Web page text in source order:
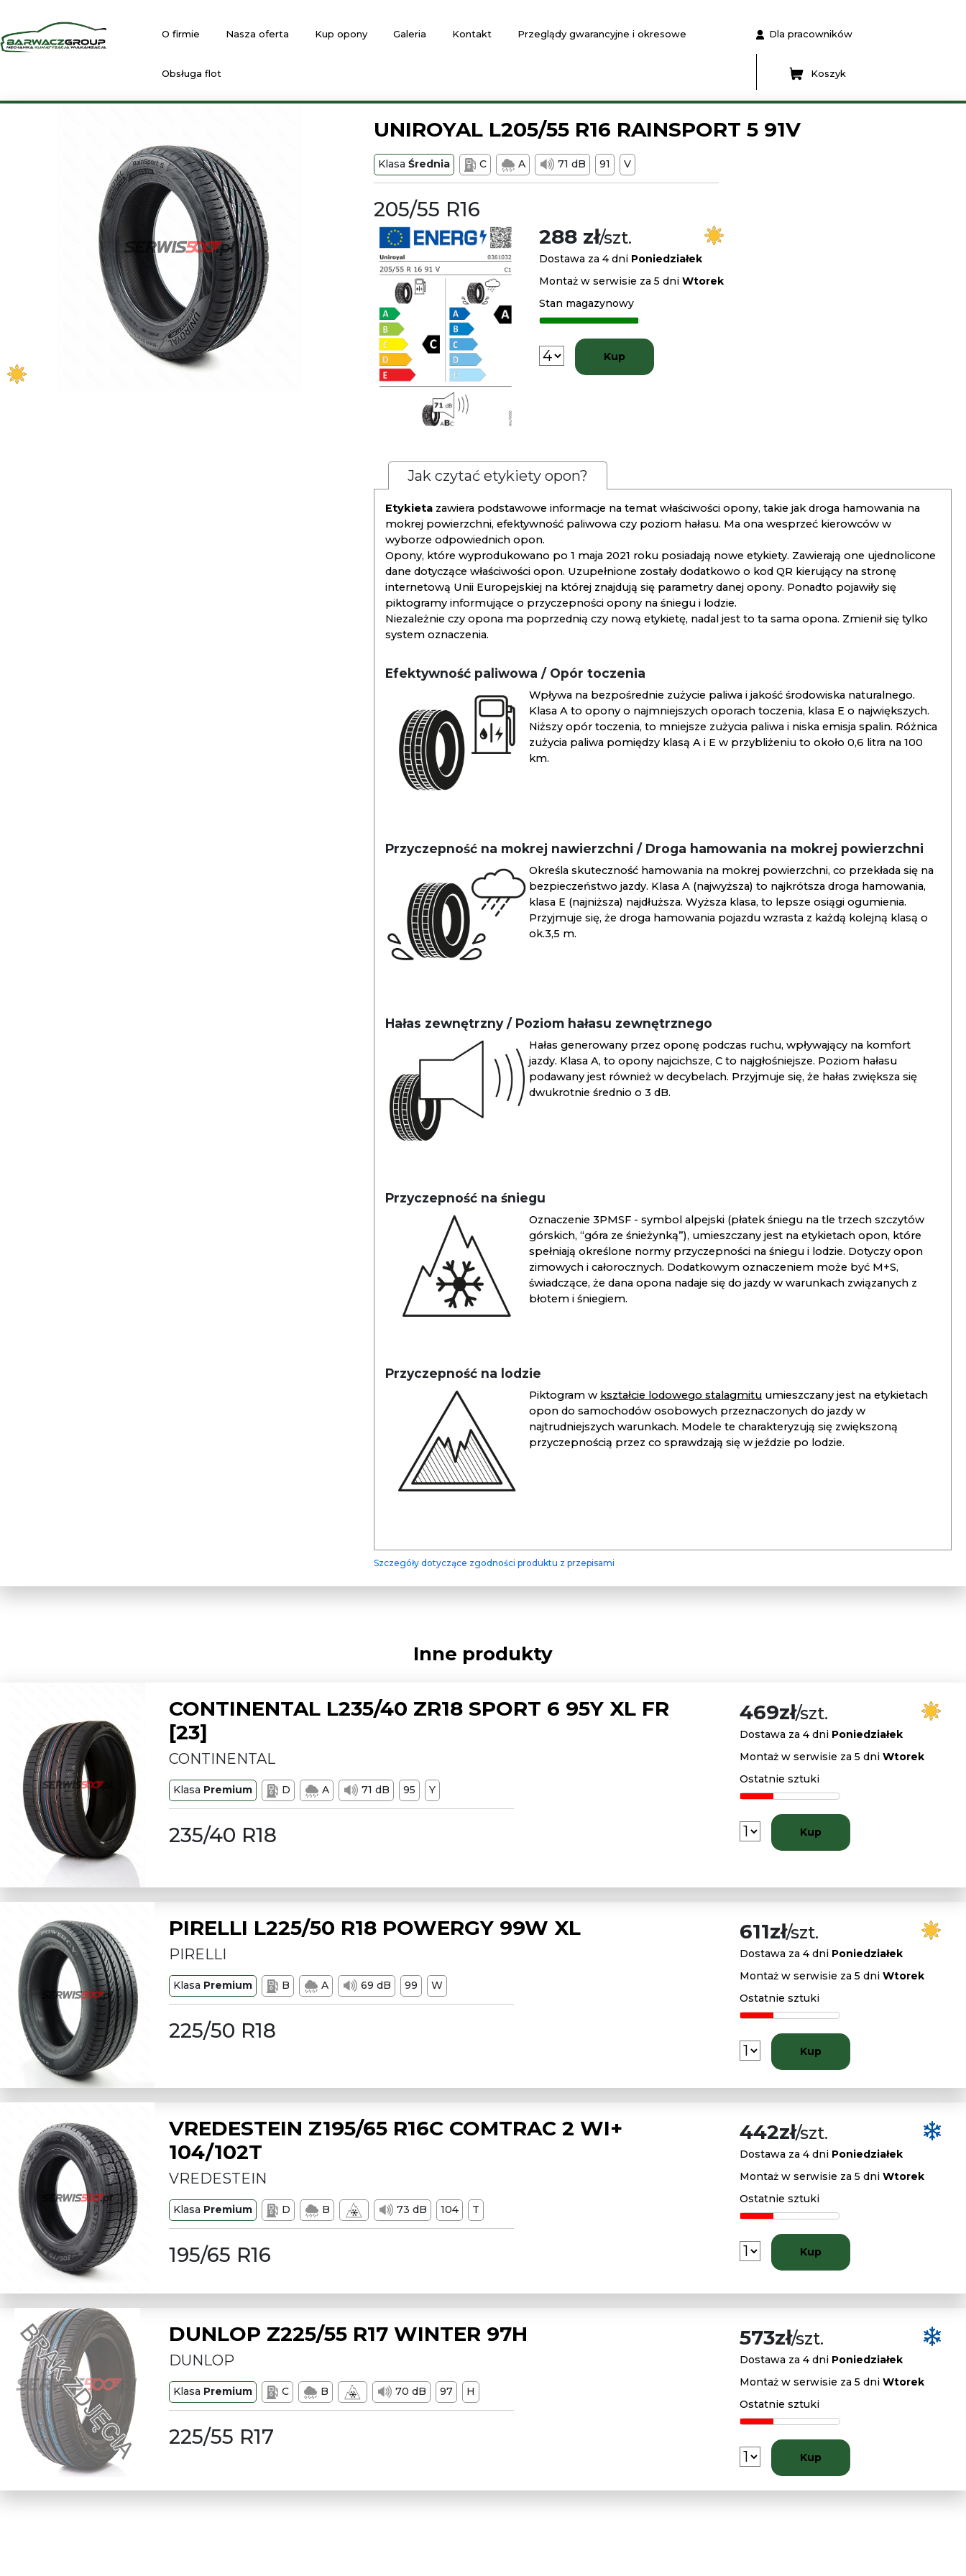
O firmie Nasza oferta Kup opony Galeria Kontakt Przeglądy gwarancyjne i okresowe
Obsługa flot
Dla pracowników
Koszyk
UNIROYAL L205/55 R16 RAINSPORT 5 91V
Klasa Średnia C A 71 dB 91 V
205/55 R16
288 zł/szt.
Dostawa za 4 dni Poniedziałek
Montaż w serwisie za 5 dni Wtorek
Stan magazynowy
Kup
Jak czytać etykiety opon?
Etykieta zawiera podstawowe informacje na temat właściwości opony, takie jak droga hamowania na
mokrej powierzchni, efektywność paliwowa czy poziom hałasu. Ma ona wesprzeć kierowców w
wyborze odpowiednich opon.
Opony, które wyprodukowano po 1 maja 2021 roku posiadają nowe etykiety. Zawierają one ujednolicone
dane dotyczące właściwości opon. Uzupełnione zostały dodatkowo o kod QR kierujący na stronę
internetową Unii Europejskiej na której znajdują się parametry danej opony. Ponadto pojawiły się
piktogramy informujące o przyczepności opony na śniegu i lodzie.
Niezależnie czy opona ma poprzednią czy nową etykietę, nadal jest to ta sama opona. Zmienił się tylko
system oznaczenia.
Efektywność paliwowa / Opór toczenia
Wpływa na bezpośrednie zużycie paliwa i jakość środowiska naturalnego.
Klasa A to opony o najmniejszych oporach toczenia, klasa E o największych.
Niższy opór toczenia, to mniejsze zużycia paliwa i niska emisja spalin. Różnica
zużycia paliwa pomiędzy klasą A i E w przybliżeniu to około 0,6 litra na 100
km.
Przyczepność na mokrej nawierzchni / Droga hamowania na mokrej powierzchni
Określa skuteczność hamowania na mokrej powierzchni, co przekłada się na
bezpieczeństwo jazdy. Klasa A (najwyższa) to najkrótsza droga hamowania,
klasa E (najniższa) najdłuższa. Wyższa klasa, to lepsze osiągi ogumienia.
Przyjmuje się, że droga hamowania pojazdu wzrasta z każdą kolejną klasą o
ok.3,5 m.
Hałas zewnętrzny / Poziom hałasu zewnętrznego
Hałas generowany przez oponę podczas ruchu, wpływający na komfort
jazdy. Klasa A, to opony najcichsze, C to najgłośniejsze. Poziom hałasu
podawany jest również w decybelach. Przyjmuje się, że hałas zwiększa się
dwukrotnie średnio o 3 dB.
Przyczepność na śniegu
Oznaczenie 3PMSF - symbol alpejski (płatek śniegu na tle trzech szczytów
górskich, “góra ze śnieżynką”), umieszczany jest na etykietach opon, które
spełniają określone normy przyczepności na śniegu i lodzie. Dotyczy opon
zimowych i całorocznych. Dodatkowym oznaczeniem może być M+S,
świadczące, że dana opona nadaje się do jazdy w warunkach związanych z
błotem i śniegiem.
Przyczepność na lodzie
Piktogram w kształcie lodowego stalagmitu umieszczany jest na etykietach
opon do samochodów osobowych przeznaczonych do jazdy w
najtrudniejszych warunkach. Modele te charakteryzują się zwiększoną
przyczepnością przez co sprawdzają się w jeździe po lodzie.
Szczegóły dotyczące zgodności produktu z przepisami
Inne produkty
CONTINENTAL L235/40 ZR18 SPORT 6 95Y XL FR
[23]
CONTINENTAL
Klasa Premium D A 71 dB 95 Y
235/40 R18
469zł/szt.
Dostawa za 4 dni Poniedziałek
Montaż w serwisie za 5 dni Wtorek
Ostatnie sztuki
Kup
PIRELLI L225/50 R18 POWERGY 99W XL
PIRELLI
Klasa Premium B A 69 dB 99 W
225/50 R18
611zł/szt.
Dostawa za 4 dni Poniedziałek
Montaż w serwisie za 5 dni Wtorek
Ostatnie sztuki
Kup
VREDESTEIN Z195/65 R16C COMTRAC 2 WI+
104/102T
VREDESTEIN
Klasa Premium D B 73 dB 104 T
195/65 R16
442zł/szt.
Dostawa za 4 dni Poniedziałek
Montaż w serwisie za 5 dni Wtorek
Ostatnie sztuki
Kup
DUNLOP Z225/55 R17 WINTER 97H
DUNLOP
Klasa Premium C B 70 dB 97 H
225/55 R17
573zł/szt.
Dostawa za 4 dni Poniedziałek
Montaż w serwisie za 5 dni Wtorek
Ostatnie sztuki
Kup